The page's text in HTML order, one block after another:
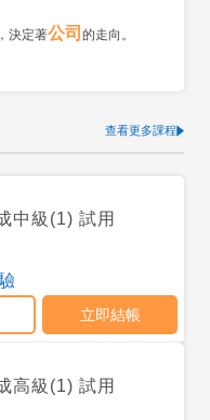
，決定著公司 的走向。
查看更多課程